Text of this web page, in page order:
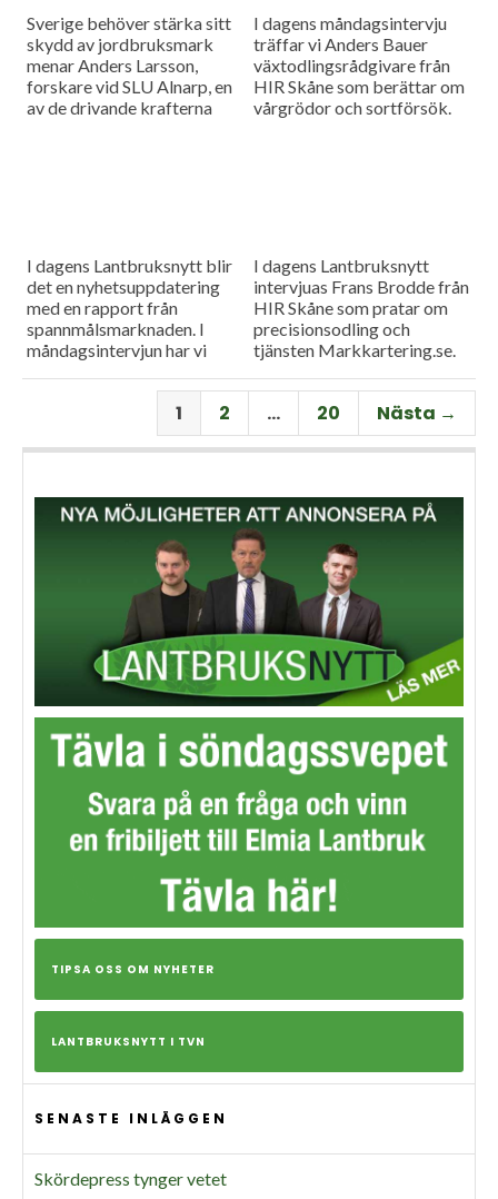
Sverige behöver stärka sitt
skydd av jordbruksmark
menar Anders Larsson,
forskare vid SLU Alnarp, en
av de drivande krafterna
I dagens måndagsintervju
träffar vi Anders Bauer
växtodlingsrådgivare från
HIR Skåne som berättar om
vårgrödor och sortförsök.
I dagens Lantbruksnytt blir
det en nyhetsuppdatering
med en rapport från
spannmålsmarknaden. I
måndagsintervjun har vi
Per Larsson som idag har
rollen som senior advisor på
I dagens Lantbruksnytt
intervjuas Frans Brodde från
HIR Skåne som pratar om
precisionsodling och
tjänsten Markkartering.se.
nyhetsuppdatering med en
rapport från
spannmålsmarknaden.
1 2 … 20 Nästa →
TIPSA OSS OM NYHETER
LANTBRUKSNYTT I TVN
SENASTE INLÄGGEN
Skördepress tynger vetet